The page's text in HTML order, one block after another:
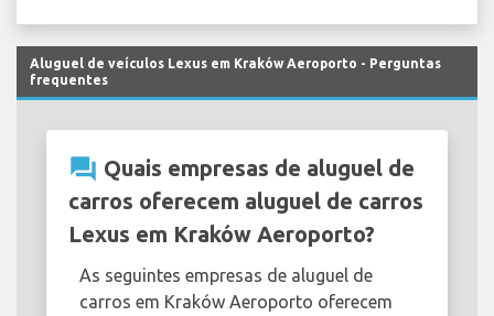
Aluguel de veículos Lexus em Kraków Aeroporto - Perguntas
frequentes
question_answer Quais empresas de aluguel de
carros oferecem aluguel de carros
Lexus em Kraków Aeroporto?
As seguintes empresas de aluguel de
carros em Kraków Aeroporto oferecem